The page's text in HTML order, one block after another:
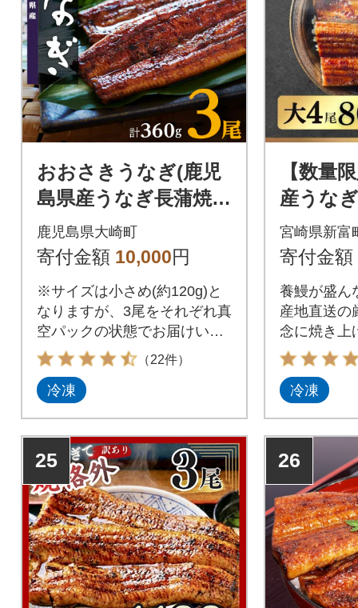
おおさきうなぎ(鹿児
島県産うなぎ長蒲焼)3
尾セット
鹿児島県大崎町
寄付金額 10,000円
※サイズは小さめ(約120g)と
なりますが、3尾をそれぞれ真
空パックの状態でお届けいた
します。驚くほど綺麗な地下
水で丹精込めて育てたうなぎ
をどうぞ一度ご賞味くださ
天然地下水で養殖された大き
めのうなぎを無着色たれでし
っかり焼き上げおいしさをそ
のままに真空パックしまし
た。是非一度、【おおさきう
なぎ】をご賞味ください。
（22件）
冷凍
【数量
産うな
約800g
宮崎県新富
寄付金額
養鰻が盛ん
産地直送の
念に焼き上
お届けしま
冷凍
25 26